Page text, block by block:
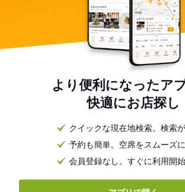
より便利になったア
快適にお店探し
クイックな現在地検索。検索
予約も簡単。空席をスムーズ
会員登録なし。すぐに利用開始